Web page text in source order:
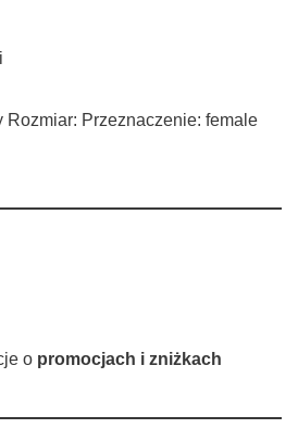
Rozmiar: Przeznaczenie: female
o promocjach i zniżkach